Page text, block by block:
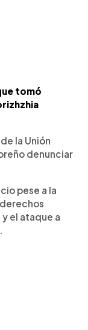
tomó
la Unión
denunciar
pese a la
el ataque a